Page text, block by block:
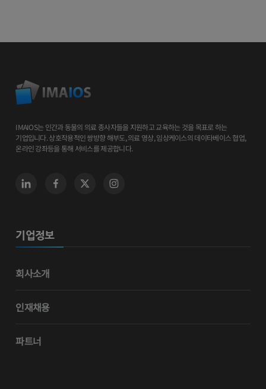
IMAIOS는 인간과 동물의 의료 종사자들을 지원하고 교육하는 것을 목표로 하는
기업입니다. 상호작용적인 쌍방향 해부도, 의료 영상, 임상케이스의 데이타베이스 협업,
온라인 강좌등을 통해 서비스를 제공합니다.
기업정보
회사소개
인재채용
파트너